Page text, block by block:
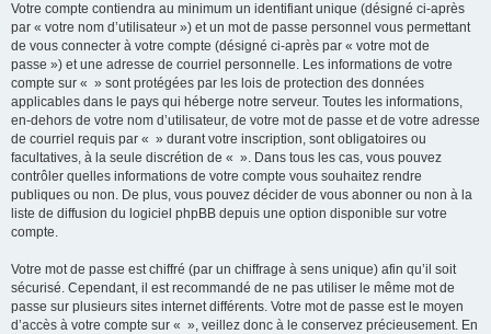
Votre compte contiendra au minimum un identifiant unique (désigné ci-après
par « votre nom d’utilisateur ») et un mot de passe personnel vous permettant
de vous connecter à votre compte (désigné ci-après par « votre mot de
passe ») et une adresse de courriel personnelle. Les informations de votre
compte sur « » sont protégées par les lois de protection des données
applicables dans le pays qui héberge notre serveur. Toutes les informations,
en-dehors de votre nom d’utilisateur, de votre mot de passe et de votre adresse
de courriel requis par « » durant votre inscription, sont obligatoires ou
facultatives, à la seule discrétion de « ». Dans tous les cas, vous pouvez
contrôler quelles informations de votre compte vous souhaitez rendre
publiques ou non. De plus, vous pouvez décider de vous abonner ou non à la
liste de diffusion du logiciel phpBB depuis une option disponible sur votre
compte.
Votre mot de passe est chiffré (par un chiffrage à sens unique) afin qu’il soit
sécurisé. Cependant, il est recommandé de ne pas utiliser le même mot de
passe sur plusieurs sites internet différents. Votre mot de passe est le moyen
d’accès à votre compte sur « », veillez donc à le conservez précieusement. En